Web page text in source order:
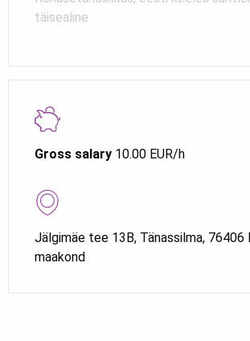
Gross salary 10.00 EUR/h
Jälgimäe tee 13B, Tänassilma, 76406
maakond
täisealine